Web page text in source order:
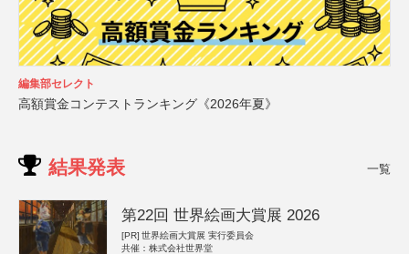
編集部セレクト
高額賞金コンテストランキング《2026年夏》
結果発表 一覧
第22回 世界絵画大賞展 2026
[PR] 世界絵画大賞展 実行委員会
共催：株式会社世界堂